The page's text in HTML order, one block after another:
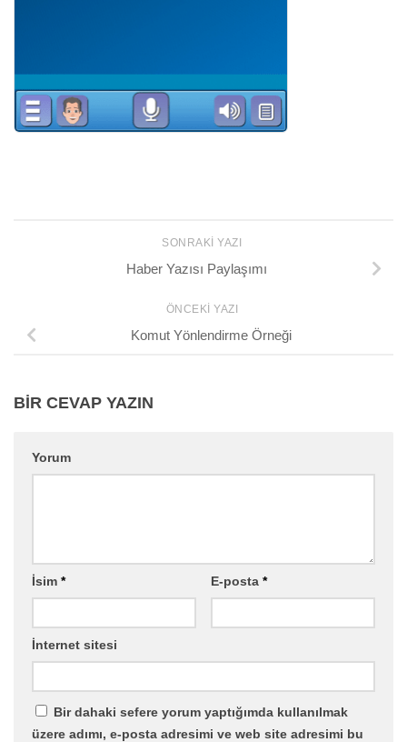
SONRAKI YAZI
Haber Yazısı Paylaşımı
ÖNCEKI YAZI
Komut Yönlendirme Örneği
BIR CEVAP YAZIN
Yorum
İsim * E-posta *
İnternet sitesi
Bir dahaki sefere yorum yaptığımda kullanılmak
üzere adımı, e-posta adresimi ve web site adresimi bu